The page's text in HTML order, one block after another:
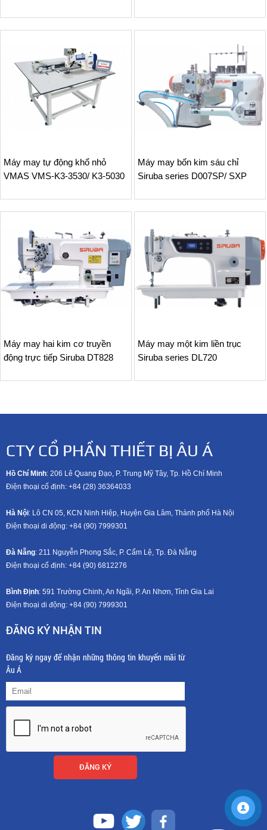
Máy may tự động khổ nhỏ
VMAS VMS-K3-3530/ K3-5030
Máy may bốn kim sáu chỉ
Siruba series D007SP/ SXP
Máy may hai kim cơ truyền
động trực tiếp Siruba DT828
Máy may một kim liền trục
Siruba series DL720
CTY CỔ PHẦN THIẾT BỊ ÂU Á
Hồ Chí Minh: 206 Lê Quang Đạo, P. Trung Mỹ Tây, Tp. Hồ Chí Minh
Điện thoại cố định: +84 (28) 36364033
Hà Nội: Lô CN 05, KCN Ninh Hiệp, Huyện Gia Lâm, Thành phố Hà Nội
Điện thoại di động: +84 (90) 7999301
Đà Nẵng: 211 Nguyễn Phong Sắc, P. Cẩm Lệ, Tp. Đà Nẵng
Điện thoại cố định: +84 (90) 6812276
Bình Định: 591 Trường Chinh, An Ngãi, P. An Nhơn, Tỉnh Gia Lai
Điện thoại di động: +84 (90) 7999301
ĐĂNG KÝ NHẬN TIN
Đăng ký ngay để nhận những thông tin khuyến mãi từ
Âu Á